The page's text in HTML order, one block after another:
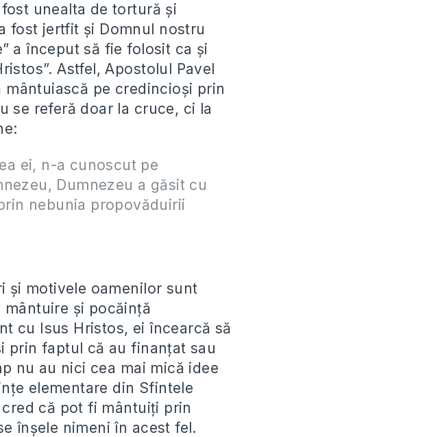
unealta de tortură şi
fost jertfit şi Domnul nostru
a început să fie folosit ca şi
Astfel, Apostolul Pavel
pe credincioşi prin
se referă doar la cruce, ci la
ei, n-a cunoscut pe
Dumnezeu a găsit cu
nebunia propovăduirii
şi motivele oamenilor sunt
şi pocăinţă
cu Isus Hristos, ei încearcă să
prin faptul că au finanţat sau
nu au nici cea mai mică idee
elementare din Sfintele
că pot fi mântuiţi prin
înşele nimeni în acest fel.